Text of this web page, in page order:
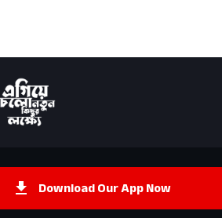
Download Our App Now